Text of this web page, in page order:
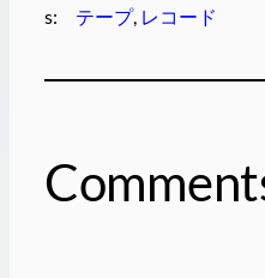
s:
テープ, レコード